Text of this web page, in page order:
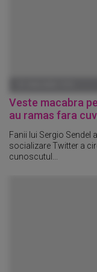
Veste macabra
au ramas fara
Fanii lui Sergio Sendel
socializare Twitter a
cunoscutul...